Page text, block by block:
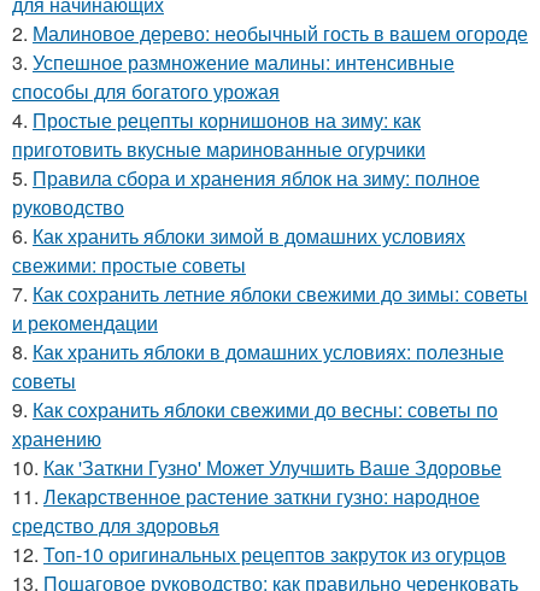
2. Малиновое дерево: необычный гость в вашем огороде
3. Успешное размножение малины: интенсивные
способы для богатого урожая
4. Простые рецепты корнишонов на зиму: как
приготовить вкусные маринованные огурчики
5. Правила сбора и хранения яблок на зиму: полное
руководство
6. Как хранить яблоки зимой в домашних условиях
свежими: простые советы
7. Как сохранить летние яблоки свежими до зимы: советы
и рекомендации
8. Как хранить яблоки в домашних условиях: полезные
советы
9. Как сохранить яблоки свежими до весны: советы по
хранению
10. Как 'Заткни Гузно' Может Улучшить Ваше Здоровье
11. Лекарственное растение заткни гузно: народное
средство для здоровья
12. Топ-10 оригинальных рецептов закруток из огурцов
13. Пошаговое руководство: как правильно черенковать